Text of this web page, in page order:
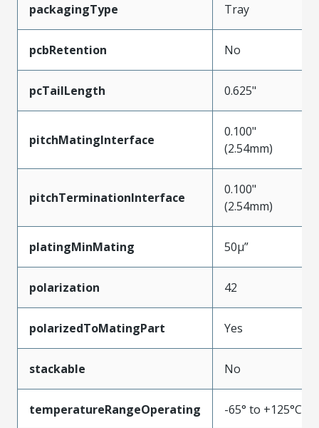
packagingType Tray
pcbRetention No
pcTailLength 0.625"
pitchMatingInterface
0.100"
(2.54mm)
pitchTerminationInterface
0.100"
(2.54mm)
platingMinMating 50µ”
polarization 42
polarizedToMatingPart Yes
stackable No
temperatureRangeOperating -65° to +125°C